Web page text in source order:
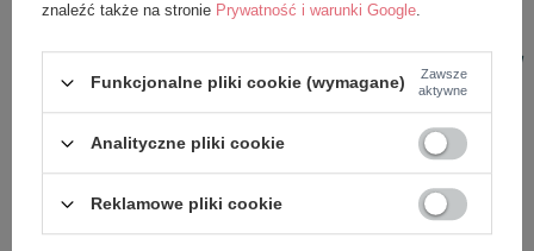
Przed każdym użyciem uważnie sprawdź zabawkę. Nie
używaj po pojawieniu się pierwszych oznak uszkodzenia
lub zużycia.
Trzymać z daleka od ognia.
znaleźć także na stronie Prywatność i warunki Google.
Funkcjonalne pliki cookie (wymagane)
Zawsze
aktywne
Analityczne pliki cookie
Reklamowe pliki cookie